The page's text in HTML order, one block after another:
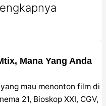
Mana Yang Anda
mau menonton film di
21, Bioskop XXI, CGV,